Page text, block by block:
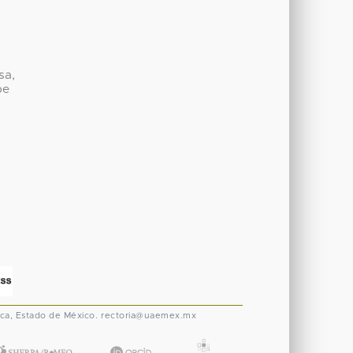
Estado de México. rectoria@uaemex.mx